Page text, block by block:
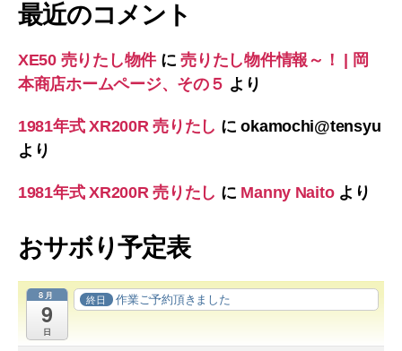
最近のコメント
XE50 売りたし物件に売りたし物件情報～！ | 岡
本商店ホームページ、その５ より
1981年式 XR200R 売りたし にokamochi@tensyu
より
1981年式 XR200R 売りたし に Manny Naitoより
おサボり予定表
8月
9
日
終日 作業ご予約頂きました